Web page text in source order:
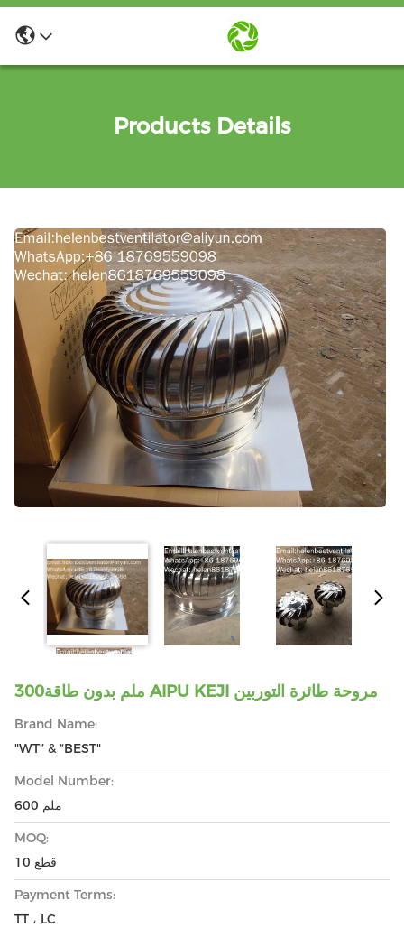
Products Details
300ملم بدون طاقة AIPU KEJI مروحة طائرة التوربين
Brand Name:
"WT” & “BEST"
Model Number:
600 ملم
MOQ:
10 قطع
Payment Terms:
TT ، LC